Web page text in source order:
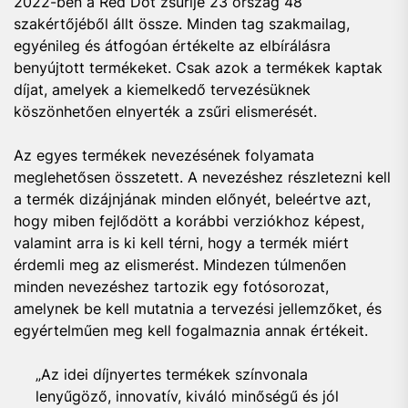
szakértőjéből állt össze. Minden tag szakmailag,
egyénileg és átfogóan értékelte az elbírálásra
benyújtott termékeket. Csak azok a termékek kaptak
díjat, amelyek a kiemelkedő tervezésüknek
köszönhetően elnyerték a zsűri elismerését.
Az egyes termékek nevezésének folyamata
meglehetősen összetett. A nevezéshez részletezni kell
a termék dizájnjának minden előnyét, beleértve azt,
hogy miben fejlődött a korábbi verziókhoz képest,
valamint arra is ki kell térni, hogy a termék miért
érdemli meg az elismerést. Mindezen túlmenően
minden nevezéshez tartozik egy fotósorozat,
amelynek be kell mutatnia a tervezési jellemzőket, és
egyértelműen meg kell fogalmaznia annak értékeit.
„Az idei díjnyertes termékek színvonala
lenyűgöző, innovatív, kiváló minőségű és jól